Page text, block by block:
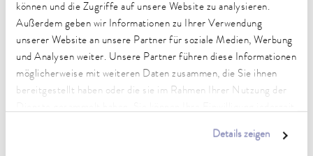
können und die Zugriffe auf unsere Website zu analysieren.
Außerdem geben wir Informationen zu Ihrer Verwendung
unserer Website an unsere Partner für soziale Medien, Werbung
und Analysen weiter. Unsere Partner führen diese Informationen
möglicherweise mit weiteren Daten zusammen, die Sie ihnen
bereitgestellt haben oder die sie im Rahmen Ihrer Nutzung der
Details zeigen
Technische Merkmale (nach
DIN 12876)
Arbeitstemperaturbereich